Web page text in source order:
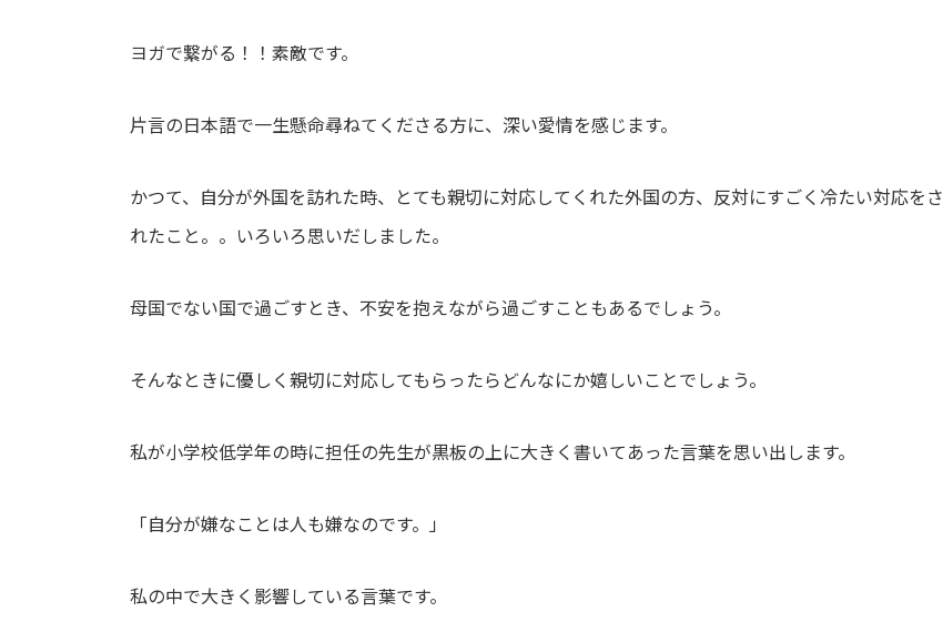
ヨガで繋がる！！素敵です。
片言の日本語で一生懸命尋ねてくださる方に、深い愛情を感じます。
かつて、自分が外国を訪れた時、とても親切に対応してくれた外国の方、反対にすごく冷たい対応をさ
れたこと。。いろいろ思いだしました。
母国でない国で過ごすとき、不安を抱えながら過ごすこともあるでしょう。
そんなときに優しく親切に対応してもらったらどんなにか嬉しいことでしょう。
私が小学校低学年の時に担任の先生が黒板の上に大きく書いてあった言葉を思い出します。
「自分が嫌なことは人も嫌なのです。」
私の中で大きく影響している言葉です。